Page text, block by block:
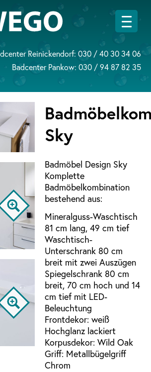
Reinickendorf: 030 / 40 30 34 06
Badcenter Pankow: 030 / 94 87 82 35
Sky
Badmöbel Design Sky
Komplette
Badmöbelkombination
bestehend aus:
Mineralguss-Waschtisch
81 cm lang, 49 cm tief
Waschtisch-
Unterschrank 80 cm
breit mit zwei Auszügen
Spiegelschrank 80 cm
breit, 70 cm hoch und 14
cm tief mit LED-
Beleuchtung
Frontdekor: weiß
Hochglanz lackiert
Korpusdekor: Wild Oak
Griff: Metallbügelgriff
Chrom